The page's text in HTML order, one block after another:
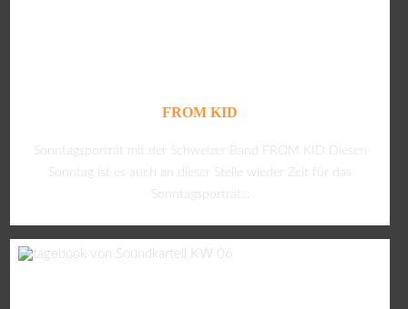
FROM KID
Sonntagsporträt mit der Schweizer Band FROM KID Diesen
Sonntag ist es auch an dieser Stelle wieder Zeit für das
Sonntagsporträt...